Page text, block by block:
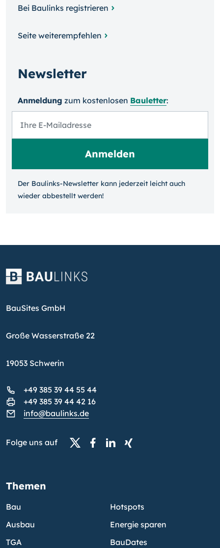
Bei Baulinks registrieren
Seite weiterempfehlen
Newsletter
Anmeldung zum kosten­losen Bauletter:
Der Baulinks-Newsletter kann jeder­zeit leicht auch
wieder ab­bestellt werden!
BauSites GmbH
Große Wasserstraße 22
19053 Schwerin
+49 385 39 44 55 44
+49 385 39 44 42 16
info@baulinks.de
Folge uns auf
Themen
Bau
Ausbau
TGA
Hotspots
Energie sparen
BauDates